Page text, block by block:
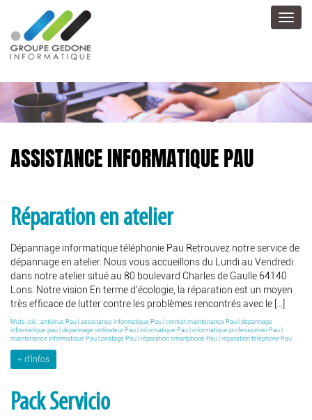
ASSISTANCE INFORMATIQUE PAU
Réparation en atelier
Dépannage informatique téléphonie Pau Retrouvez notre service de
dépannage en atelier. Nous vous accueillons du Lundi au Vendredi
dans notre atelier situé au 80 boulevard Charles de Gaulle 64140
Lons. Notre vision En terme d’écologie, la réparation est un moyen
très efficace de lutter contre les problèmes rencontrés avec le […]
Mots-clé : antivirus Pau assistance informatique Pau contrat maintenance Pau depannage
informatique pau dépannage ordinateur Pau informatique Pau informatique professionnel Pau
maintenance informatique Pau piratage Pau réparation smartphone Pau réparation téléphone Pau
d'infos
Pack Servicio